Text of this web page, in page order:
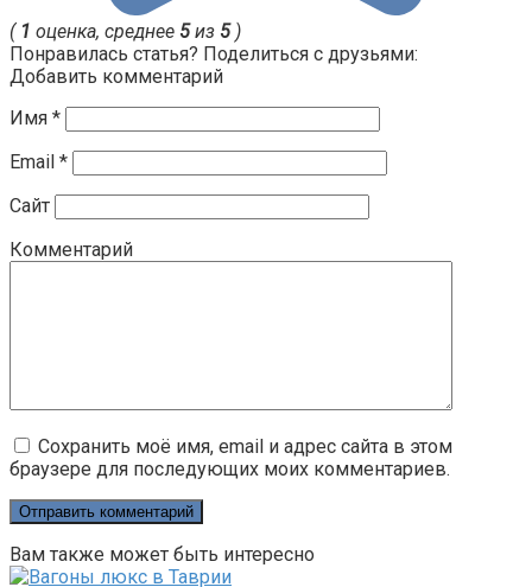
( 1 оценка, среднее 5из 5)
Понравилась статья? Поделиться с друзьями:
Добавить комментарий
Имя *
Email *
Сайт
Комментарий
Сохранить моё имя, email и адрес сайта в этом
браузере для последующих моих комментариев.
Вам также может быть интересно